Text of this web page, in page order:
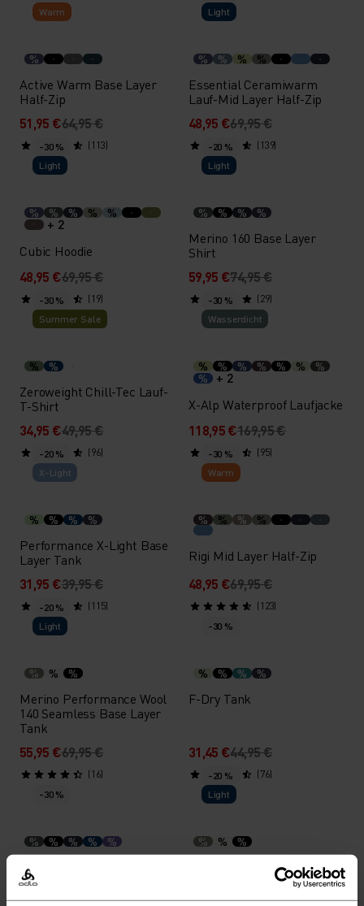
Warm
%
Active Warm Base Layer
Half-Zip
51,95 €64,95 €
(113)
Light
% % % %
Essential Ceramiwarm
Lauf-Mid Layer Half-Zip
48,95 €69,95 €
(139)
-30 %
Light
% % % % %
+ 2
Cubic Hoodie
48,95 €69,95 €
(19)
-20 %
Light
% % % %
Merino 160 Base Layer
Shirt
59,95 €74,95 €
(29)
-30 %
Summer Sale
% %
Zeroweight Chill-Tec Lauf-
T-Shirt
34,95 €49,95 €
(96)
-30 %
Wasserdicht
% % % % % %
%
%
+ 2
X-Alp Waterproof Laufjacke
118,95 €169,95 €
(95)
-20 %
X-Light
% % % %
Performance X-Light Base
Layer Tank
31,95 €39,95 €
(115)
-30 %
Warm
% % % %
Rigi Mid Layer Half-Zip
48,95 €69,95 €
(123)
-20 %
Light
% % %
Merino Performance Wool
140 Seamless Base Layer
Tank
55,95 €69,95 €
(16)
-30 %
% % % %
F-Dry Tank
31,45 €44,95 €
(76)
-30 %
% % % % %
F-Dry T-Shirt
-20 %
Light
% % %
Merino Performance Wool
140 Seamless Base Layer
T-Shirt